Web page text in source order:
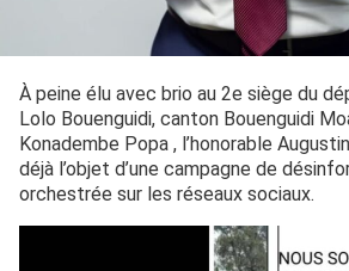
À peine élu avec brio au 2e siège du
Lolo Bouenguidi, canton Bouenguidi
Konadembe Popa , l’honorable
déjà l’objet d’une campagne de
orchestrée sur les réseaux sociaux.